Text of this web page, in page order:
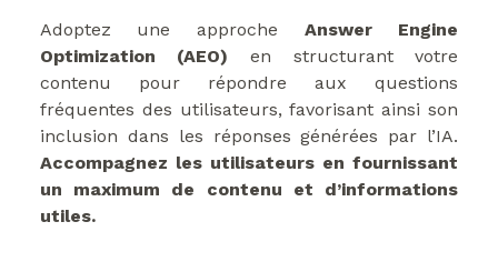
Adoptez une approche Answer Engine
Optimization (AEO) en structurant votre
contenu pour répondre aux questions
fréquentes des utilisateurs, favorisant ainsi son
inclusion dans les réponses générées par l’IA.
Accompagnez les utilisateurs en fournissant
un maximum de contenu et d’informations
utiles.